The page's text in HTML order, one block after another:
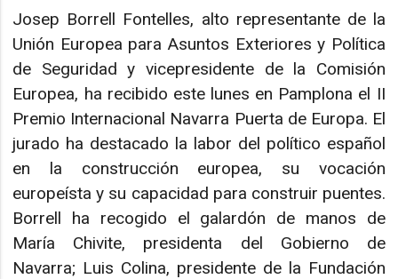
Josep Borrell Fontelles, alto representante de la
Unión Europea para Asuntos Exteriores y Política
de Seguridad y vicepresidente de la Comisión
Europea, ha recibido este lunes en Pamplona el II
Premio Internacional Navarra Puerta de Europa. El
jurado ha destacado la labor del político español
en la construcción europea, su vocación
europeísta y su capacidad para construir puentes.
Borrell ha recogido el galardón de manos de
María Chivite, presidenta del Gobierno de
Navarra; Luis Colina, presidente de la Fundación